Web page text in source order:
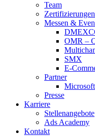
Team
Messen &
OMR –
SMX
E-
Partner
Presse
Karriere
Stellenangebote
Ads Academy
Kontakt